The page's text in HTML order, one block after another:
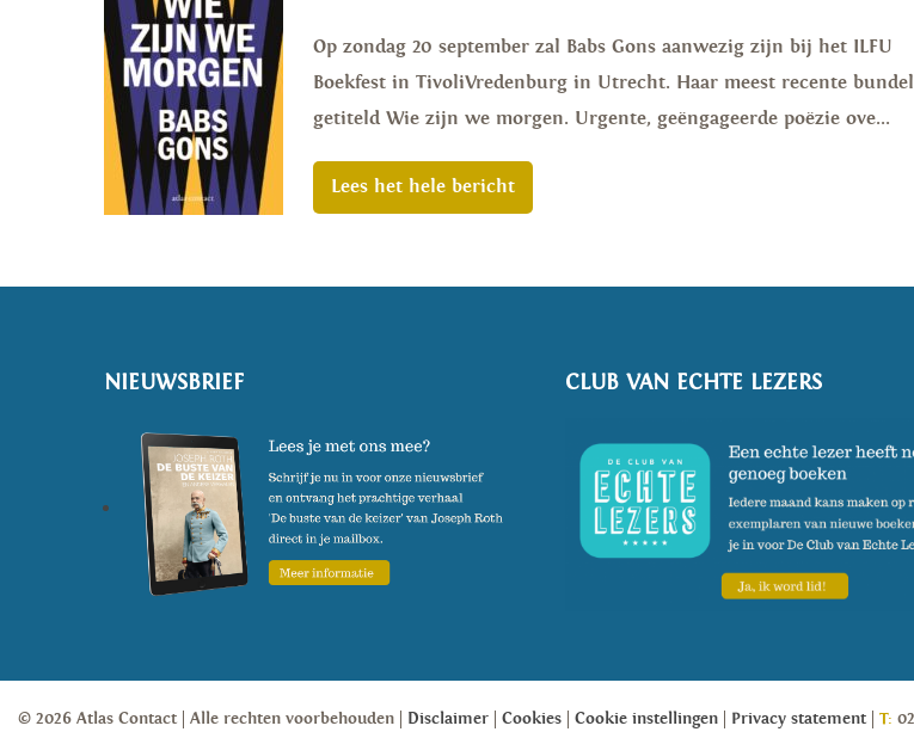
Op zondag 20 september zal Babs Gons aanwezig zijn bij het ILFU
Boekfest in TivoliVredenburg in Utrecht. Haar meest recente
getiteld Wie zijn we morgen. Urgente, geëngageerde poëzie ove...
Lees het hele bericht
NIEUWSBRIEF CLUB VAN ECHTE LEZERS
© 2026 Atlas Contact Alle rechten voorbehouden Disclaimer Cookies Cookie instellingen Privacy statement T: